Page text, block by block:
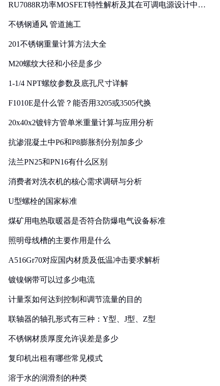
RU7088R功率MOSFET特性解析及其在可调电源设计中的
不锈钢通风 管道施工
201不锈钢重量计算方法大全
M20螺纹大径和小径是多少
1-1/4 NPT螺纹参数及底孔尺寸详解
F1010E是什么管？能否用3205或3505代换
20x40x2镀锌方管单米重量计算与应用分析
抗渗混凝土中P6和P8膨胀剂分别加多少
法兰PN25和PN16有什么区别
消费者对洗衣机的核心需求调研与分析
U型螺栓的国家标准
煤矿用电热取暖器是否符合防爆电气设备标准
照明母线槽的主要作用是什么
A516Gr70对应国内材质及低温冲击要求解析
镀镍钢带可以过多少电流
计量泵如何达到控制和调节流量的目的
联轴器的轴孔形式有三种：Y型、J型、Z型
不锈钢材质厚度允许误差是多少
复印机出租有哪些常见模式
溶于水的润滑剂的种类